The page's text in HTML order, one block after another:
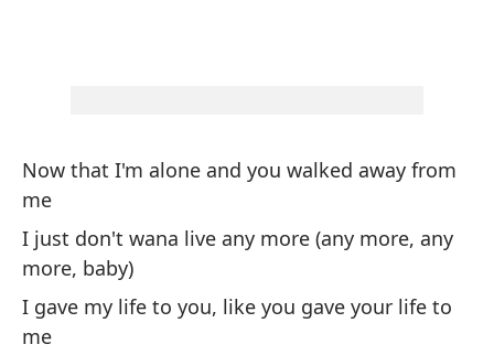
Now that I'm alone and you walked away from
me
I just don't wana live any more (any more, any
more, baby)
I gave my life to you, like you gave your life to
me